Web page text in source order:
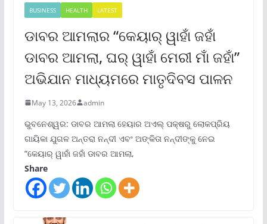
BUSINESS HEALTH LATEST
ଡାବର ଆମଲାର “କେୟାର୍ ୱାହାଁ ଜହାଁ
ଡାବର ଆମଲା, ଘର୍ ୱାହାଁ ମେରୀ ମାଁ ଜହାଁ”
ଅଭିଯାନ ମାଧ୍ୟମରେ ମାତୃଦିବସ ପାଳନ
May 13, 2026 admin
ଭୁବନେଶ୍ୱର: ଡାବର ଆମଲା ହେୟାର ଅଏଲ୍ ପକ୍ଷରୁ ଲୋକପ୍ରିୟ
ଗାୟିକା ଯୁଗଳ ଅନ୍ତରା ନନ୍ଦୀ ଏବଂ ଅଙ୍କିତା ନନ୍ଦୀଙ୍କୁ ନେଇ
“କେୟାର୍ ୱାହାଁ ଜହାଁ ଡାବର ଆମଲା,
Share